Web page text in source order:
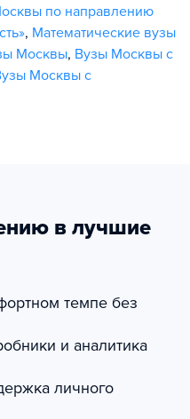
по направлению
, Математические вузы
Москвы, Вузы Москвы с
Москвы с
в лучшие
темпе без
и аналитика
личного